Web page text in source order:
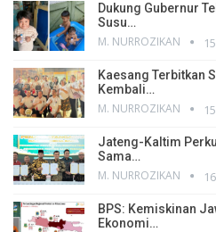
Dukung Gubernur
Susu…
M. NURROZIKAN
Kaesang Terbitkan
Kembali…
M. NURROZIKAN
Jateng-Kaltim
Sama…
M. NURROZIKAN
BPS: Kemiskinan
Ekonomi…